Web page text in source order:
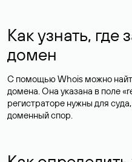
Как узнать, где
домен
С помощью Whois можно
домена. Она указана в поле
регистраторе нужны для
доменный спор.